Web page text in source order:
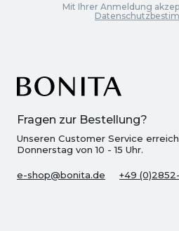
Fragen zur Bestellung?
Unseren Customer Service
Donnerstag von 10 - 15 Uhr.
e-shop@bonita.de +49
Mit Ihrer Anmeldung